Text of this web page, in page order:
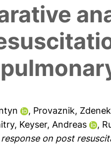
, Provaznik, Zdenek
, Keyser, Andreas ,
on post